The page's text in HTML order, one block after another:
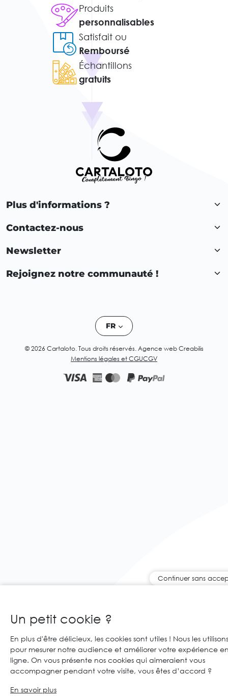
Produits
personnalisables
Satisfait ou
Remboursé
Échantillons
gratuits
Plus d'informations ?
Contactez-nous
Newsletter
Rejoignez notre communauté !
FR
© 2026 Cartaloto. Tous droits réservés. Agence web Creabilis
Mentions légales et CGUCGV
Continuer sans
Un petit cookie ?
En plus d'être délicieux, les cookies sont utiles ! Nous les utilisons
pour mesurer notre audience et améliorer votre expérience
ligne. On vous présente nos cookies qui aimeraient vous
accompagner pendant votre visite, vous êtes d’accord ?
En savoir plus